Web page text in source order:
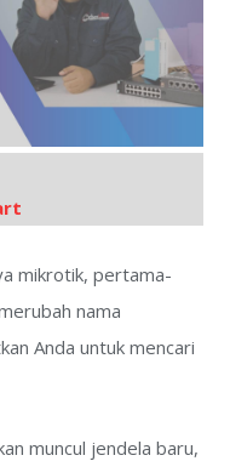
mikrotik, pertama-
nama
Anda untuk mencari
muncul jendela baru,